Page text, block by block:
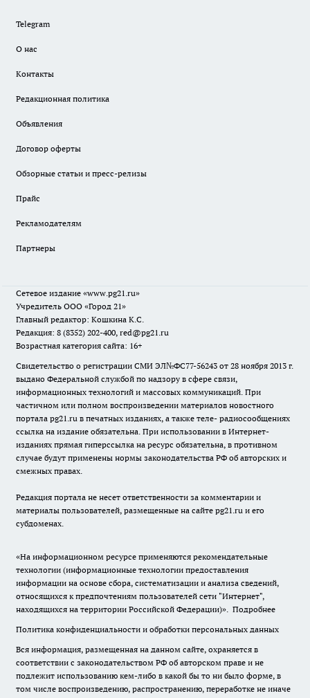
Telegram
О нас
Контакты
Редакционная политика
Объявления
Договор оферты
Обзорные статьи и пресс-релизы
Прайс
Рекламодателям
Партнеры
Сетевое издание «www.pg21.ru»
Учредитель ООО «Город 21»
Главный редактор: Кошкина К.С.
Редакция: 8 (8352) 202-400, red@pg21.ru
Возрастная категория сайта: 16+
Свидетельство о регистрации СМИ ЭЛ№ФС77-56243 от 28 ноября 2013 г.
выдано Федеральной службой по надзору в сфере связи,
информационных технологий и массовых коммуникаций. При
частичном или полном воспроизведении материалов новостного
портала pg21.ru в печатных изданиях, а также теле- радиосообщениях
ссылка на издание обязательна. При использовании в Интернет-
изданиях прямая гиперссылка на ресурс обязательна, в противном
случае будут применены нормы законодательства РФ об авторских и
смежных правах.
Редакция портала не несет ответственности за комментарии и
материалы пользователей, размещенные на сайте pg21.ru и его
субдоменах.
«На информационном ресурсе применяются рекомендательные
технологии (информационные технологии предоставления
информации на основе сбора, систематизации и анализа сведений,
относящихся к предпочтениям пользователей сети "Интернет",
находящихся на территории Российской Федерации)». Подробнее
Политика конфиденциальности и обработки персональных данных
Вся информация, размещенная на данном сайте, охраняется в
соответствии с законодательством РФ об авторском праве и не
подлежит использованию кем-либо в какой бы то ни было форме, в
том числе воспроизведению, распространению, переработке не иначе